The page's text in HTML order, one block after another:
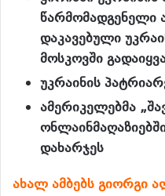
წარმომადგენელი
დაკავებული
მოსკოვში
უკრაინის
ამერიკელებმა
დახარჯეს
ახალ ამბებს გიორგი